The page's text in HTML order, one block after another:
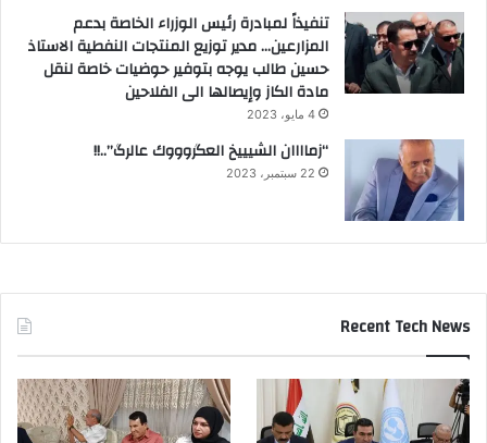
تنفيذاً لمبادرة رئيس الوزراء الخاصة بدعم
المزارعين… مدير توزيع المنتجات النفطية الاستاذ
حسين طالب يوجه بتوفير حوضيات خاصة لنقل
مادة الكاز وإيصالها الى الفلاحين
4 مايو، 2023
“زماااان الشيييخ العگروووك عالرگ”..!!
22 سبتمبر، 2023
Recent Tech News